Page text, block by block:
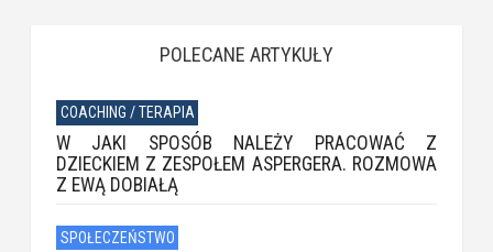
POLECANE ARTYKUŁY
COACHING / TERAPIA
W JAKI SPOSÓB NALEŻY PRACOWAĆ Z
DZIECKIEM Z ZESPOŁEM ASPERGERA. ROZMOWA
Z EWĄ DOBIAŁĄ
SPOŁECZEŃSTWO